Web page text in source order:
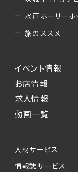
水戸ホーリーホ
旅のススメ
イベント情報
お店情報
求人情報
動画一覧
人材サービス
情報誌サービス